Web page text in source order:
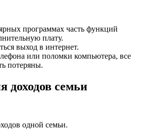
программах часть функций
плату.
выход в интернет.
или поломки компьютера, все
потеряны.
доходов семьи
одной семьи.